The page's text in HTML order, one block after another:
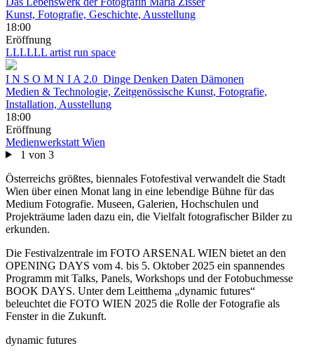
Das Lebenswerk der Fotografin Maria Zisser
Kunst, Fotografie, Geschichte, Ausstellung
18:00
Eröffnung
LLLLLL artist run space
I N S O M N I A 2.0_Dinge Denken Daten Dämonen
Medien & Technologie, Zeitgenössische Kunst, Fotografie,
Installation, Ausstellung
18:00
Eröffnung
Medienwerkstatt Wien
1 von 3
Österreichs größtes, biennales Fotofestival verwandelt die Stadt
Wien über einen Monat lang in eine lebendige Bühne für das
Medium Fotografie. Museen, Galerien, Hochschulen und
Projekträume laden dazu ein, die Vielfalt fotografischer Bilder zu
erkunden.
Die Festivalzentrale im FOTO ARSENAL WIEN bietet an den
OPENING DAYS vom 4. bis 5. Oktober 2025 ein spannendes
Programm mit Talks, Panels, Workshops und der Fotobuchmesse
BOOK DAYS. Unter dem Leitthema „dynamic futures“
beleuchtet die FOTO WIEN 2025 die Rolle der Fotografie als
Fenster in die Zukunft.
dynamic futures